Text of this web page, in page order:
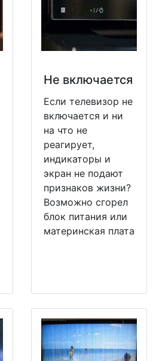
Не включается
Если телевизор не
включается и ни
на что не
реагирует,
индикаторы и
экран не подают
признаков жизни?
Возможно сгорел
блок питания или
материнская плата